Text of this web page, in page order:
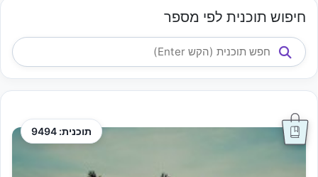
חיפוש תוכנית לפי מספר
תוכנית: 9494